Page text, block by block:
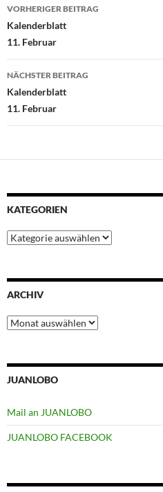
VORHERIGER BEITRAG
Kalenderblatt
11. Februar
NÄCHSTER BEITRAG
Kalenderblatt
11. Februar
KATEGORIEN
Kategorien
ARCHIV
Archiv
JUANLOBO
Mail an JUANLOBO
JUANLOBO FACEBOOK